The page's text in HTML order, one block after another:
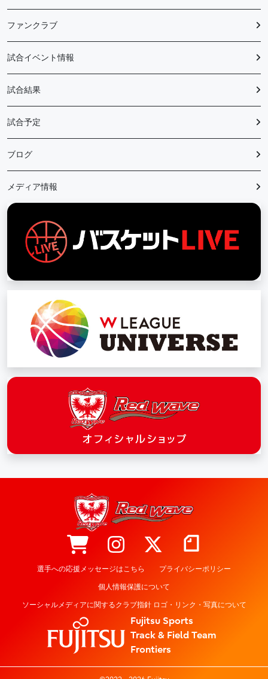
ファンクラブ
試合イベント情報
試合結果
試合予定
ブログ
メディア情報
選手への応援メッセージはこちら プライバシーポリシー
個人情報保護について
ソーシャルメディアに関するクラブ指針 ロゴ・リンク・写真について
Fujitsu Sports
Track & Field Team
Frontiers